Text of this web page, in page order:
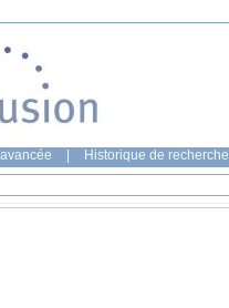
Historique de recherche